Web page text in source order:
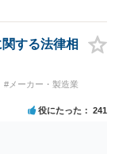
する法律相
#メーカー・製造業
役にたった 241